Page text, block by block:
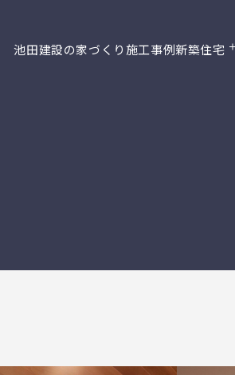
池田建設の家づくり施工事例新築住宅